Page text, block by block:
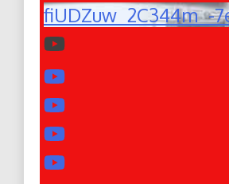
fiUDZuw_2C344m_-